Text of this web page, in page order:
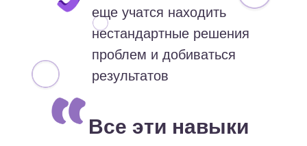
Все эти навыки
еще учатся находить
нестандартные решения
проблем и добиваться
результатов